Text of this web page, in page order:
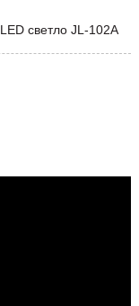
светло JL-102A